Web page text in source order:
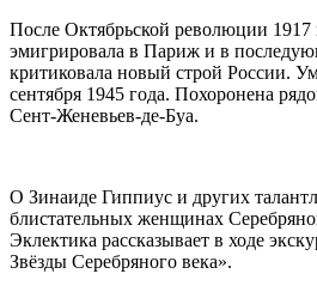
После Октябрьской революции
эмигрировала в Париж и в
критиковала новый строй России.
сентября 1945 года. Похоронена
Сент-Женевьев-де-Буа.
О Зинаиде Гиппиус и других
блистательных женщинах
Эклектика рассказывает в ходе
Звёзды Серебряного века».